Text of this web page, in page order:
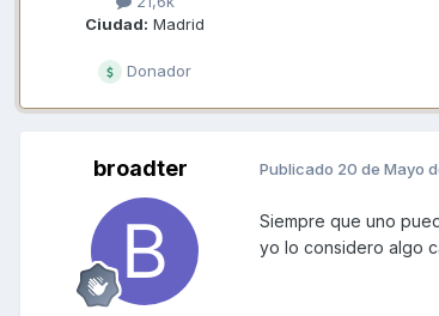
Ciudad: Madrid
Donador
broadter Publicado 20 de Mayo
Siempre que uno
yo lo considero algo